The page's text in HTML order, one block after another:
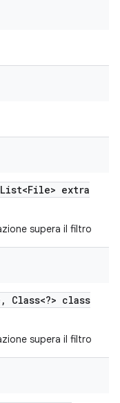
List<File> extra
supera il filtro
,
Class<?> class
supera il filtro